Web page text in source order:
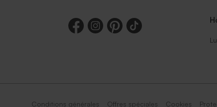
Conditions générales Offres spéciales Cookies